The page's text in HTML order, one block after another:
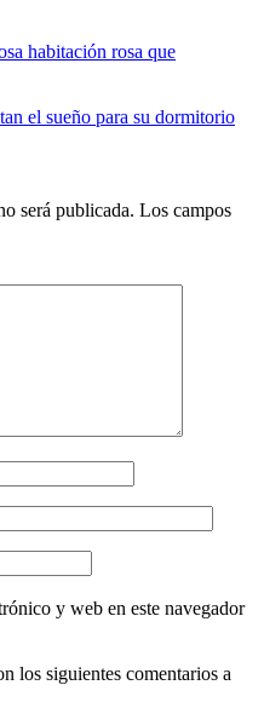
habitación rosa que
el sueño para su dormitorio
será publicada. Los campos
y web en este navegador
los siguientes comentarios a